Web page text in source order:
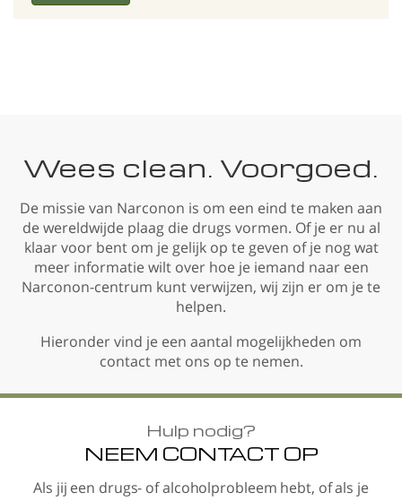
Wees clean. Voorgoed.
De missie van Narconon is om een eind te maken aan
de wereldwijde plaag die drugs vormen. Of je er nu al
klaar voor bent om je gelijk op te geven of je nog wat
meer informatie wilt over hoe je iemand naar een
Narconon-centrum kunt verwijzen, wij zijn er om je te
helpen.
Hieronder vind je een aantal mogelijkheden om
contact met ons op te nemen.
Hulp nodig?
NEEM CONTACT OP
Als jij een drugs- of alcoholprobleem hebt, of als je